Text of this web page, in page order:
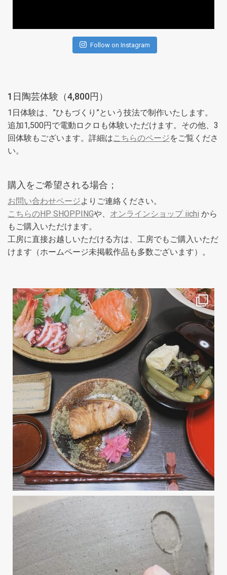
Follow on Instagram
1日陶芸体験（4,800円）
1日体験は、”ひもづくり”という技法で制作いたします。
追加1,500円で電動ロクロも体験いただけます。その他、3
回体験もございます。詳細はこちらのページをご覧くださ
い。
購入をご希望される場合；
お問い合わせページよりご連絡ください。
こちらのHP SHOPPINGや、 オンラインショップ iichi から
もご購入いただけます。
工房に直接お越しいただける方は、工房でもご購入いただ
けます（ホームページ未掲載作品も多数ございます）。